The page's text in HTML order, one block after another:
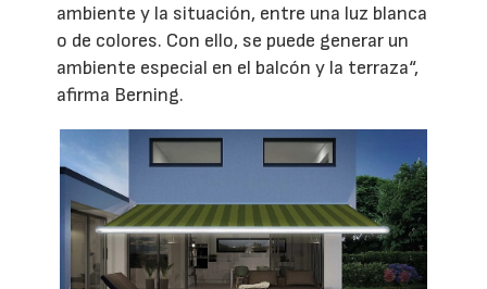
ambiente y la situación, entre una luz blanca
o de colores. Con ello, se puede generar un
ambiente especial en el balcón y la terraza“,
afirma Berning.